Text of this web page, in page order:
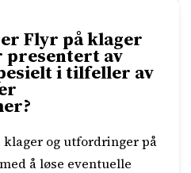
Flyr på klager
av
i tilfeller av
klager og utfordringer på
å løse eventuelle